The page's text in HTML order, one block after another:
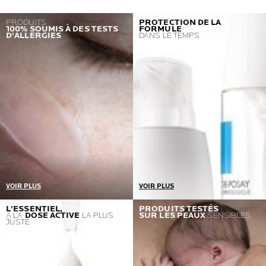
PRODUITS
100% SOUMIS À DES TESTS
D'ALLERGIES
VOIR PLUS
Un seul prérequis : aucune
réaction allergique
Si nous détectons un seul
les laboratoires et
PROTECTION DE LA
FORMULE
DANS LE TEMPS
VOIR PLUS
Nous sélectionnons les
emballages les plus
protecteurs, que nous
associons à quelques
conservateurs nécessaires
pour garantir une tolérance
L'ESSENTIEL,
À LA DOSE ACTIVE LA PLUS
JUSTE
PRODUITS TESTÉS
SUR LES PEAUXSENSIBLES